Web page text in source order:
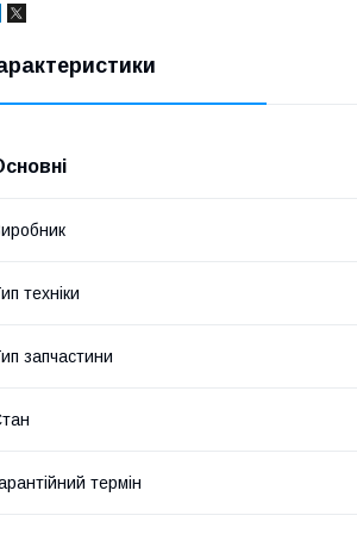
техніки
запчастини
термін